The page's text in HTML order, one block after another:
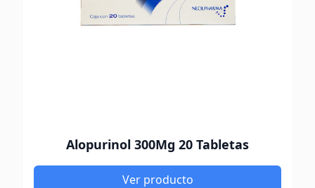
Alopurinol 300Mg 20 Tabletas
Ver producto